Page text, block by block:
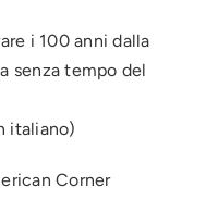
i 100 anni dalla
senza tempo del
italiano)
Corner